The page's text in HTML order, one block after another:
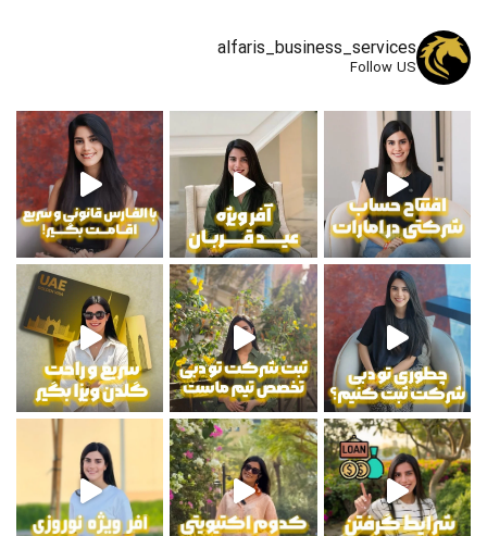
alfaris_business_services
Follow US
اطلاعات بیشتر